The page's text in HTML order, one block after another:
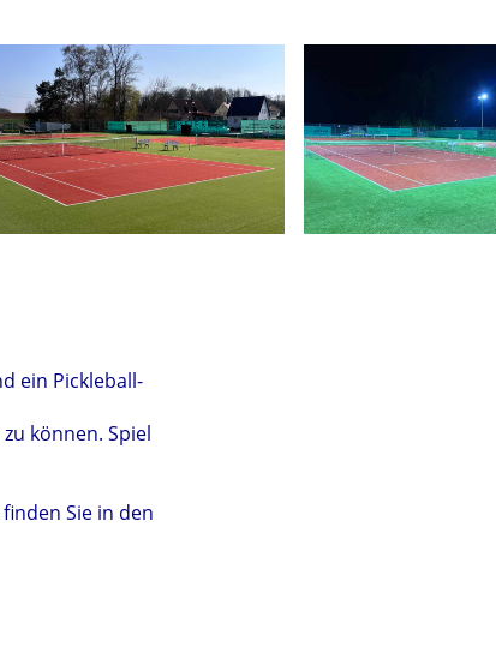
ein Pickleball-
können. Spiel
Sie in den